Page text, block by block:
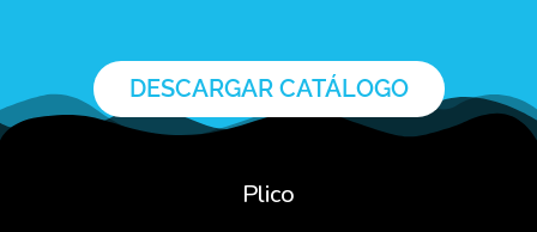
DESCARGAR CATÁLOGO
Plico